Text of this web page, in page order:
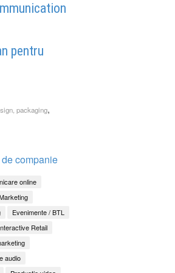
anilor 2000 devine o
prin experiențe. Concurează
construiește George Brand Love
pentru
packaging,
companie
online
Evenimente / BTL
Retail
audio